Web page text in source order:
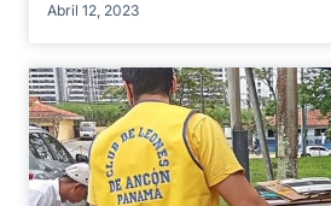
Abril 12, 2023